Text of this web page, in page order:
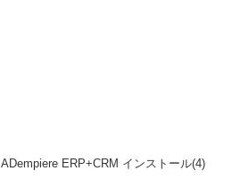
ADempiere ERP+CRM インストール(4)